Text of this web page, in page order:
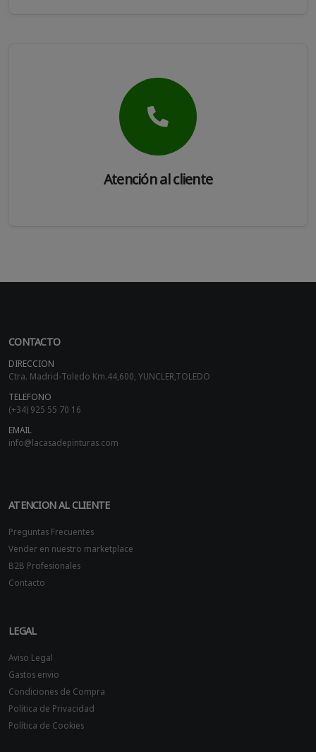
Atención al cliente
CONTACTO
DIRECCION
Ctra. Madrid-Toledo Km.44,600, YUNCLER,TOLEDO
TELEFONO
(+34) 925 55 70 16
EMAIL
info@lacasadepinturas.com
ATENCION AL CLIENTE
Preguntas Frecuentes
Vender en nuestro marketplace
B2B Profesionales
Contacto
LEGAL
Aviso Legal
Gastos envio
Condiciones de Compra
Política de Privacidad
Política de Cookies